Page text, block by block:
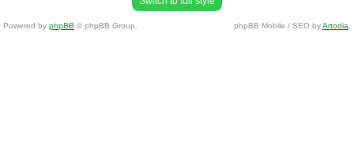
Powered by phpBB © phpBB Group. phpBB Mobile / SEO byArtodia